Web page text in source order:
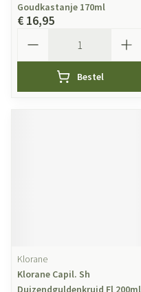
Goudkastanje 170ml
€ 16,95
Bestel
Klorane
Klorane Capil. Sh
Duizendguldenkruid Fl 200ml